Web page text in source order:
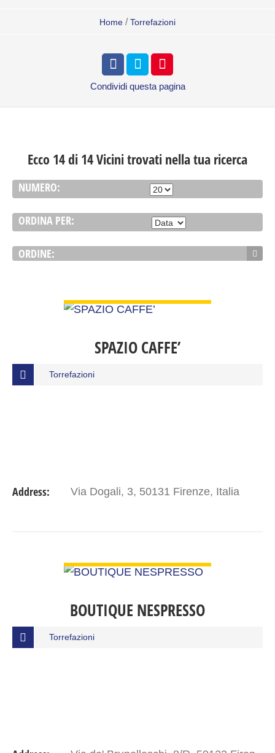
Home / Torrefazioni
Condividi questa pagina
Ecco 14 di 14 Vicini trovati nella tua ricerca
NUMERO:
ORDINA PER:
ORDINE:
SPAZIO CAFFE’
Torrefazioni
Address: Via Dogali, 3, 50131 Firenze, Italia
BOUTIQUE NESPRESSO
Torrefazioni